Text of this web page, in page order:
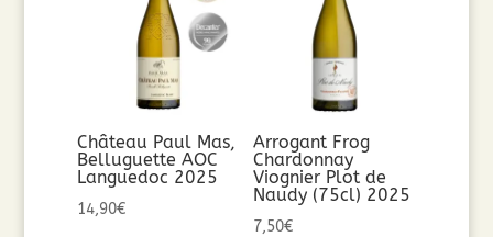
Château Paul Mas,
Belluguette AOC
Languedoc 2025
14,90€
Arrogant Frog
Chardonnay
Viognier Plot de
Naudy (75cl) 2025
7,50€